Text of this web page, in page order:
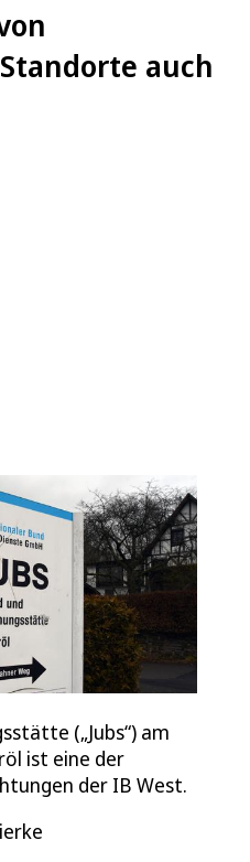
auch
(„Jubs“) am
ist eine der
der IB West.